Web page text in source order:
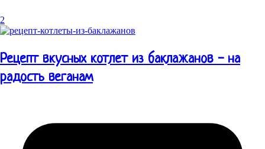
2
Рецепт вкусных котлет из баклажанов - на
радость веганам